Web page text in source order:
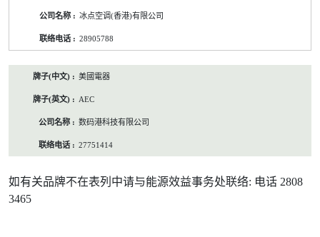
冰点空调(香港)有限公司
28905788
美國電器
AEC
数码港科技有限公司
27751414
如有关品牌不在表列中请与能源效益事务处联络: 电话 2808
3465